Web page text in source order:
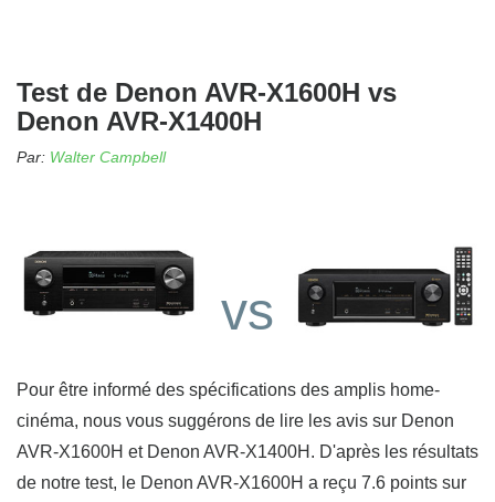
Test de Denon AVR-X1600H vs
Denon AVR-X1400H
Par: Walter Campbell
vs
Pour être informé des spécifications des amplis home-
cinéma, nous vous suggérons de lire les avis sur Denon
AVR-X1600H et Denon AVR-X1400H. D'après les résultats
de notre test, le Denon AVR-X1600H a reçu 7.6 points sur